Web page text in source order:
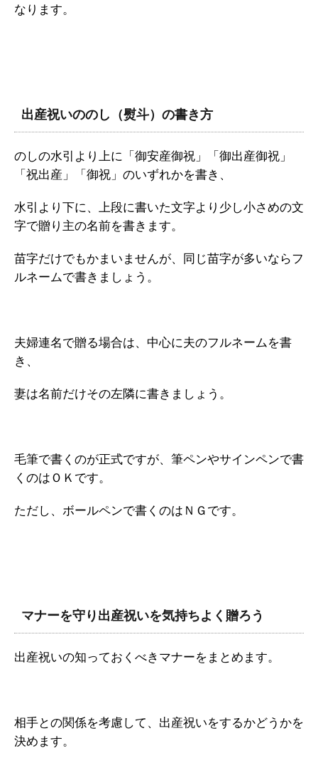
なります。
出産祝いののし（熨斗）の書き方
のしの水引より上に「御安産御祝」「御出産御祝」
「祝出産」「御祝」のいずれかを書き、
水引より下に、上段に書いた文字より少し小さめの文
字で贈り主の名前を書きます。
苗字だけでもかまいませんが、同じ苗字が多いならフ
ルネームで書きましょう。
夫婦連名で贈る場合は、中心に夫のフルネームを書
き、
妻は名前だけその左隣に書きましょう。
毛筆で書くのが正式ですが、筆ペンやサインペンで書
くのはＯＫです。
ただし、ボールペンで書くのはＮＧです。
マナーを守り出産祝いを気持ちよく贈ろう
出産祝いの知っておくべきマナーをまとめます。
相手との関係を考慮して、出産祝いをするかどうかを
決めます。